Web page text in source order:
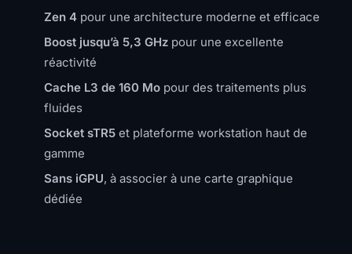
Zen 4 pour une architecture moderne et efficace
Boost jusqu’à 5,3 GHz pour une excellente
réactivité
Cache L3 de 160 Mo pour des traitements plus
fluides
Socket sTR5 et plateforme workstation haut de
gamme
Sans iGPU, à associer à une carte graphique
dédiée